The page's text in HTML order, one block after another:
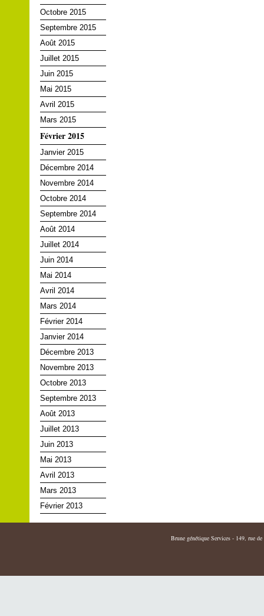
Octobre 2015
Septembre 2015
Août 2015
Juillet 2015
Juin 2015
Mai 2015
Avril 2015
Mars 2015
Février 2015
Janvier 2015
Décembre 2014
Novembre 2014
Octobre 2014
Septembre 2014
Août 2014
Juillet 2014
Juin 2014
Mai 2014
Avril 2014
Mars 2014
Février 2014
Janvier 2014
Décembre 2013
Novembre 2013
Octobre 2013
Septembre 2013
Août 2013
Juillet 2013
Juin 2013
Mai 2013
Avril 2013
Mars 2013
Février 2013
Brune génétique Services - 149, rue